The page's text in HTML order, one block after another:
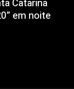
Catarina
em noite